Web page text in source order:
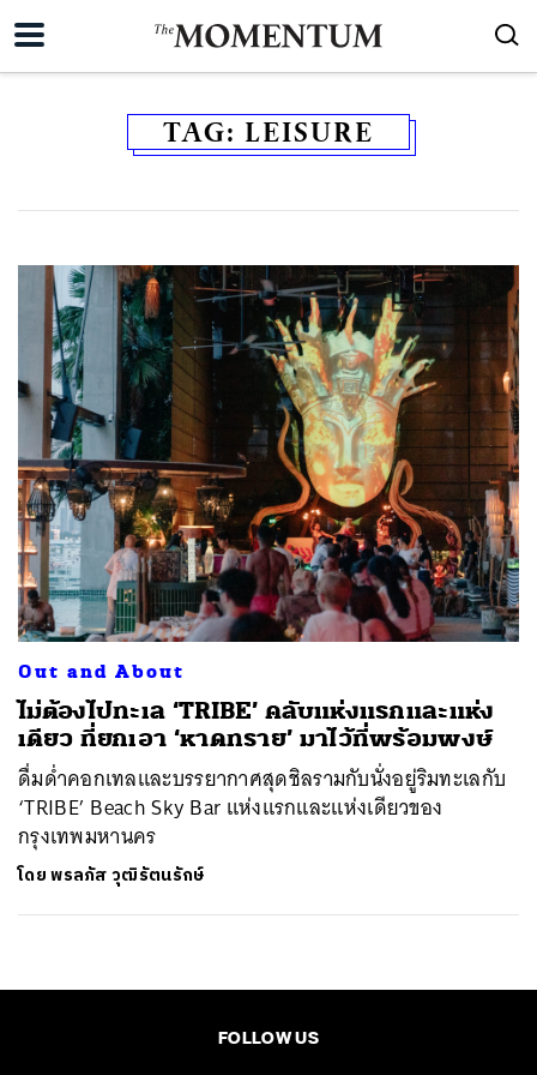
TAG: LEISURE
Out and About
ไม่ต้องไปทะเล ‘TRIBE’ คลับแห่งแรกและแห่ง
เดียว ที่ยกเอา ‘หาดทราย’ มาไว้ที่พร้อมพงษ์
ดื่มด่ำคอกเทลและบรรยากาศสุดชิลรามกับนั่งอยู่ริมทะเลกับ
‘TRIBE’ Beach Sky Bar แห่งแรกและแห่งเดียวของ
กรุงเทพมหานคร
โดยพรลภัส วุฒิรัตนรักษ์
FOLLOW US
ค้นหา
SHARE TWEET LINE EMAIL